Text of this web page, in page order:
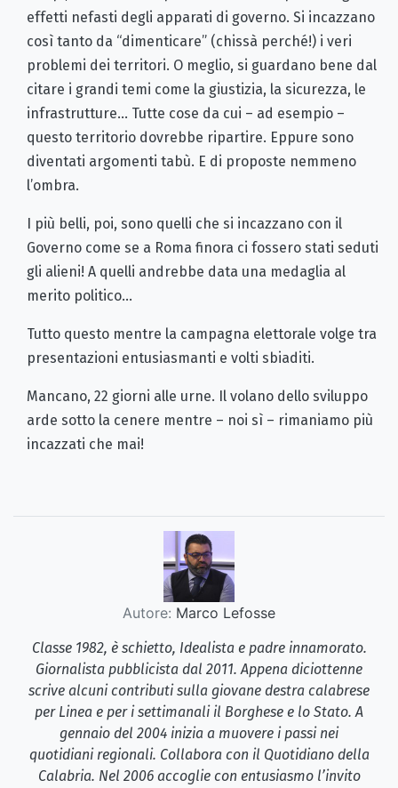
effetti nefasti degli apparati di governo. Si incazzano
così tanto da “dimenticare” (chissà perché!) i veri
problemi dei territori. O meglio, si guardano bene dal
citare i grandi temi come la giustizia, la sicurezza, le
infrastrutture… Tutte cose da cui – ad esempio –
questo territorio dovrebbe ripartire. Eppure sono
diventati argomenti tabù. E di proposte nemmeno
l’ombra.
I più belli, poi, sono quelli che si incazzano con il
Governo come se a Roma finora ci fossero stati seduti
gli alieni! A quelli andrebbe data una medaglia al
merito politico…
Tutto questo mentre la campagna elettorale volge tra
presentazioni entusiasmanti e volti sbiaditi.
Mancano, 22 giorni alle urne. Il volano dello sviluppo
arde sotto la cenere mentre – noi sì – rimaniamo più
incazzati che mai!
Autore: Marco Lefosse
Classe 1982, è schietto, Idealista e padre innamorato.
Giornalista pubblicista dal 2011. Appena diciottenne
scrive alcuni contributi sulla giovane destra calabrese
per Linea e per i settimanali il Borghese e lo Stato. A
gennaio del 2004 inizia a muovere i passi nei
quotidiani regionali. Collabora con il Quotidiano della
Calabria. Nel 2006 accoglie con entusiasmo l’invito